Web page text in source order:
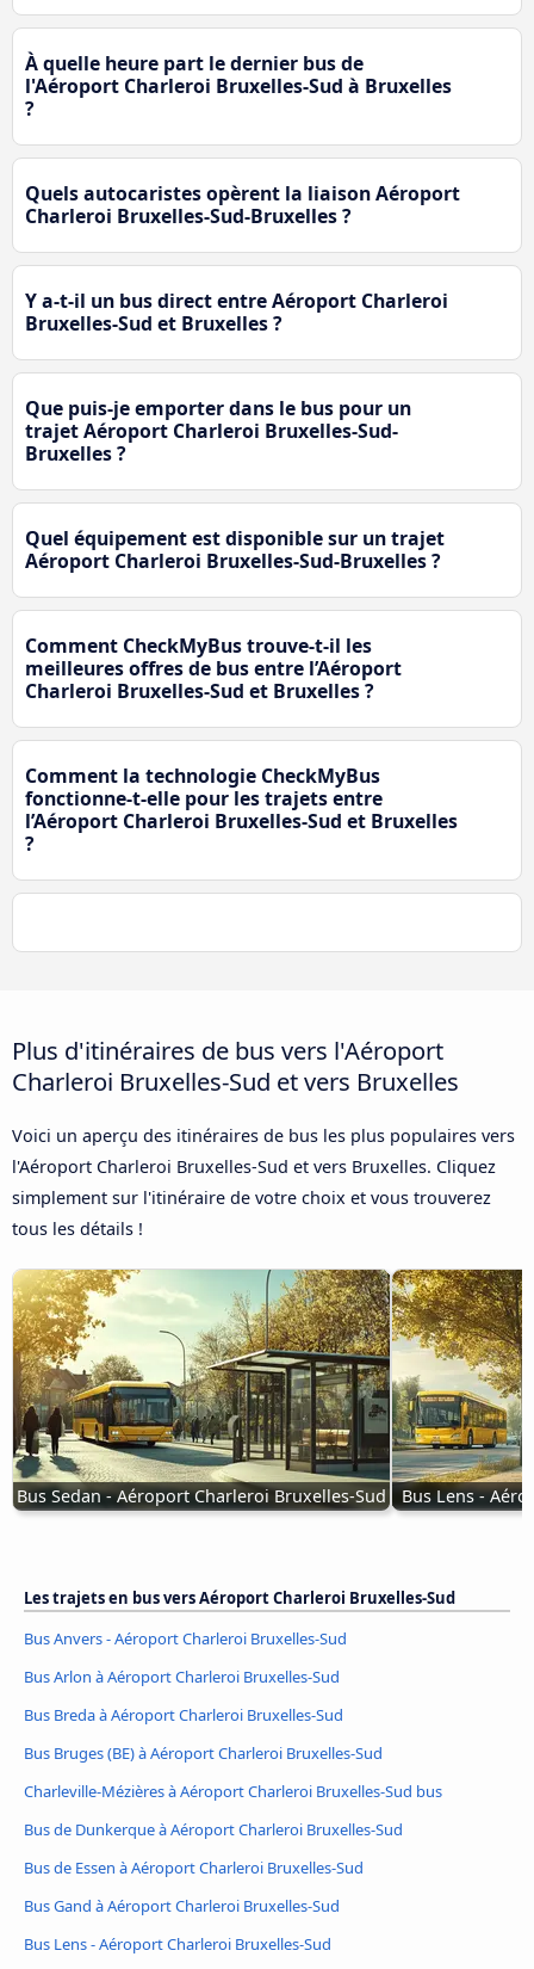
À quelle heure part le dernier bus de
l'Aéroport Charleroi Bruxelles-Sud à Bruxelles
?
Quels autocaristes opèrent la liaison Aéroport
Charleroi Bruxelles-Sud-Bruxelles ?
Y a-t-il un bus direct entre Aéroport Charleroi
Bruxelles-Sud et Bruxelles ?
Que puis-je emporter dans le bus pour un
trajet Aéroport Charleroi Bruxelles-Sud-
Bruxelles ?
Quel équipement est disponible sur un trajet
Aéroport Charleroi Bruxelles-Sud-Bruxelles ?
Comment CheckMyBus trouve-t-il les
meilleures offres de bus entre l’Aéroport
Charleroi Bruxelles-Sud et Bruxelles ?
Comment la technologie CheckMyBus
fonctionne-t-elle pour les trajets entre
l’Aéroport Charleroi Bruxelles-Sud et Bruxelles
?
Plus d'itinéraires de bus vers l'Aéroport
Charleroi Bruxelles-Sud et vers Bruxelles
Voici un aperçu des itinéraires de bus les plus populaires vers
l'Aéroport Charleroi Bruxelles-Sud et vers Bruxelles. Cliquez
simplement sur l'itinéraire de votre choix et vous trouverez
tous les détails !
Bus Sedan - Aéroport Charleroi Bruxelles-Sud Bus Lens -
Les trajets en bus vers Aéroport Charleroi Bruxelles-Sud
Bus Anvers - Aéroport Charleroi Bruxelles-Sud
Bus Arlon à Aéroport Charleroi Bruxelles-Sud
Bus Breda à Aéroport Charleroi Bruxelles-Sud
Bus Bruges (BE) à Aéroport Charleroi Bruxelles-Sud
Charleville-Mézières à Aéroport Charleroi Bruxelles-Sud bus
Bus de Dunkerque à Aéroport Charleroi Bruxelles-Sud
Bus de Essen à Aéroport Charleroi Bruxelles-Sud
Bus Gand à Aéroport Charleroi Bruxelles-Sud
Bus Lens - Aéroport Charleroi Bruxelles-Sud